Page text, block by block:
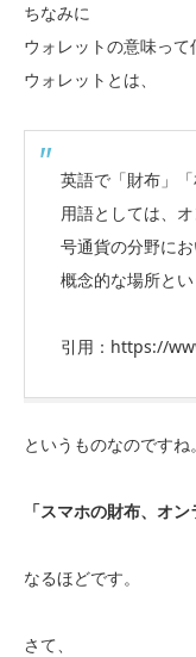
ちなみに
ウォレットの意味っ
ウォレットとは、
英語で「財布」
用語としては、
号通貨の分野に
概念的な場所とい
引用：https://
というものなのですね。
「スマホの財布、オ
なるほどです。
さて、